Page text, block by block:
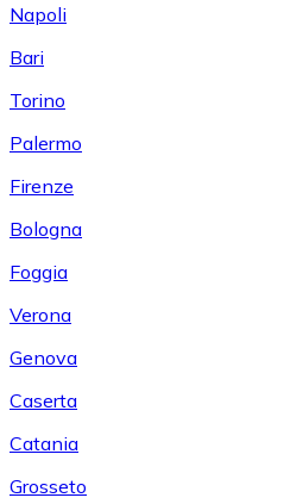
Napoli
Bari
Torino
Palermo
Firenze
Bologna
Foggia
Verona
Genova
Caserta
Catania
Grosseto